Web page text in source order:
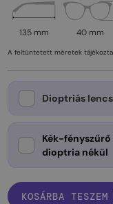
135 mm 40 mm
A feltüntetett méretek
Dioptriás
Kék-
dioptria nékül
KOSÁRBA TESZEM